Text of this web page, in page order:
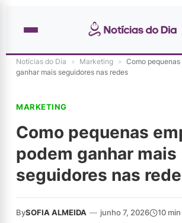
Notícias do Dia » Marketing » Como
ganhar mais seguidores nas redes
MARKETING
Como pequenas
podem ganhar mais
seguidores nas
BySOFIA ALMEIDA — junho 7, 2026 10